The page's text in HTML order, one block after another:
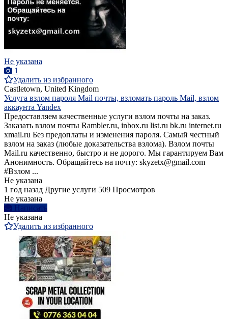
Не указана
1
Удалить из избранного
Castletown, United Kingdom
Услуга взлом пароля Mail почты, взломать пароль Mail, взлом
аккаунта Yandex
Предоставляем качественные услуги взлом почты на заказ.
Заказать взлoм почты Rambler.ru, inbox.ru list.ru bk.ru internet.ru
xmail.ru Без предоплаты и изменения пароля. Самый честный
взлом на заказ (любые доказательства взлома). Bзлом почты
Mail.ru качественно, быстро и не дорого. Мы гарантируем Вам
Анонимность. Обращайтесь на почту: skyzetx@gmail.com
#Взлом ...
Не указана
1 год назад Другие услуги 509 Просмотров
Не указана
Написать
Не указана
Удалить из избранного